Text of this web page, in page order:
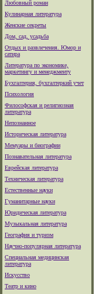
Любовный роман
Кулинарная литература
Женские секреты
Дом, сад, усадьба
Отдых и развлечения. Юмор и
сатира
Литература по экономике,
маркетингу и менеджменту
Бухгалтерия, бухгалтеркий учет
Психология
Философская и религиозная
литература
Непознанное
Историческая литература
Мемуары и биографии
Познавательная литература
Еврейская литература
Техническая литература
Естественные науки
Гуманитарные науки
Юридическая литература
Музыкальная литература
География и туризм
Научно-популярная литература
Специальная медицинская
литература
Искусство
Театр и кино